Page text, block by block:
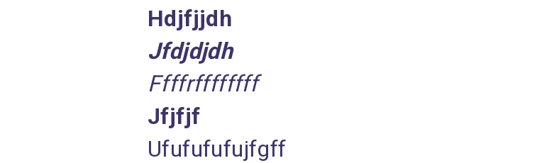
Hdjfjjdh
Jfdjdjdh
Ffffrffffffff
Jfjfjf
Ufufufufujfgff